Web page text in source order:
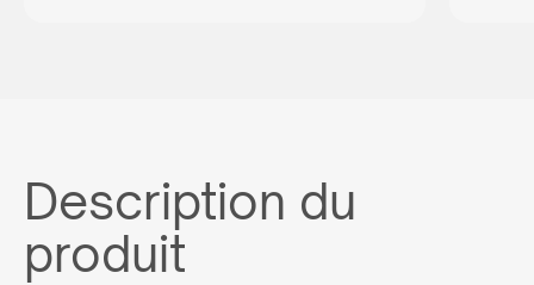
Description du
produit